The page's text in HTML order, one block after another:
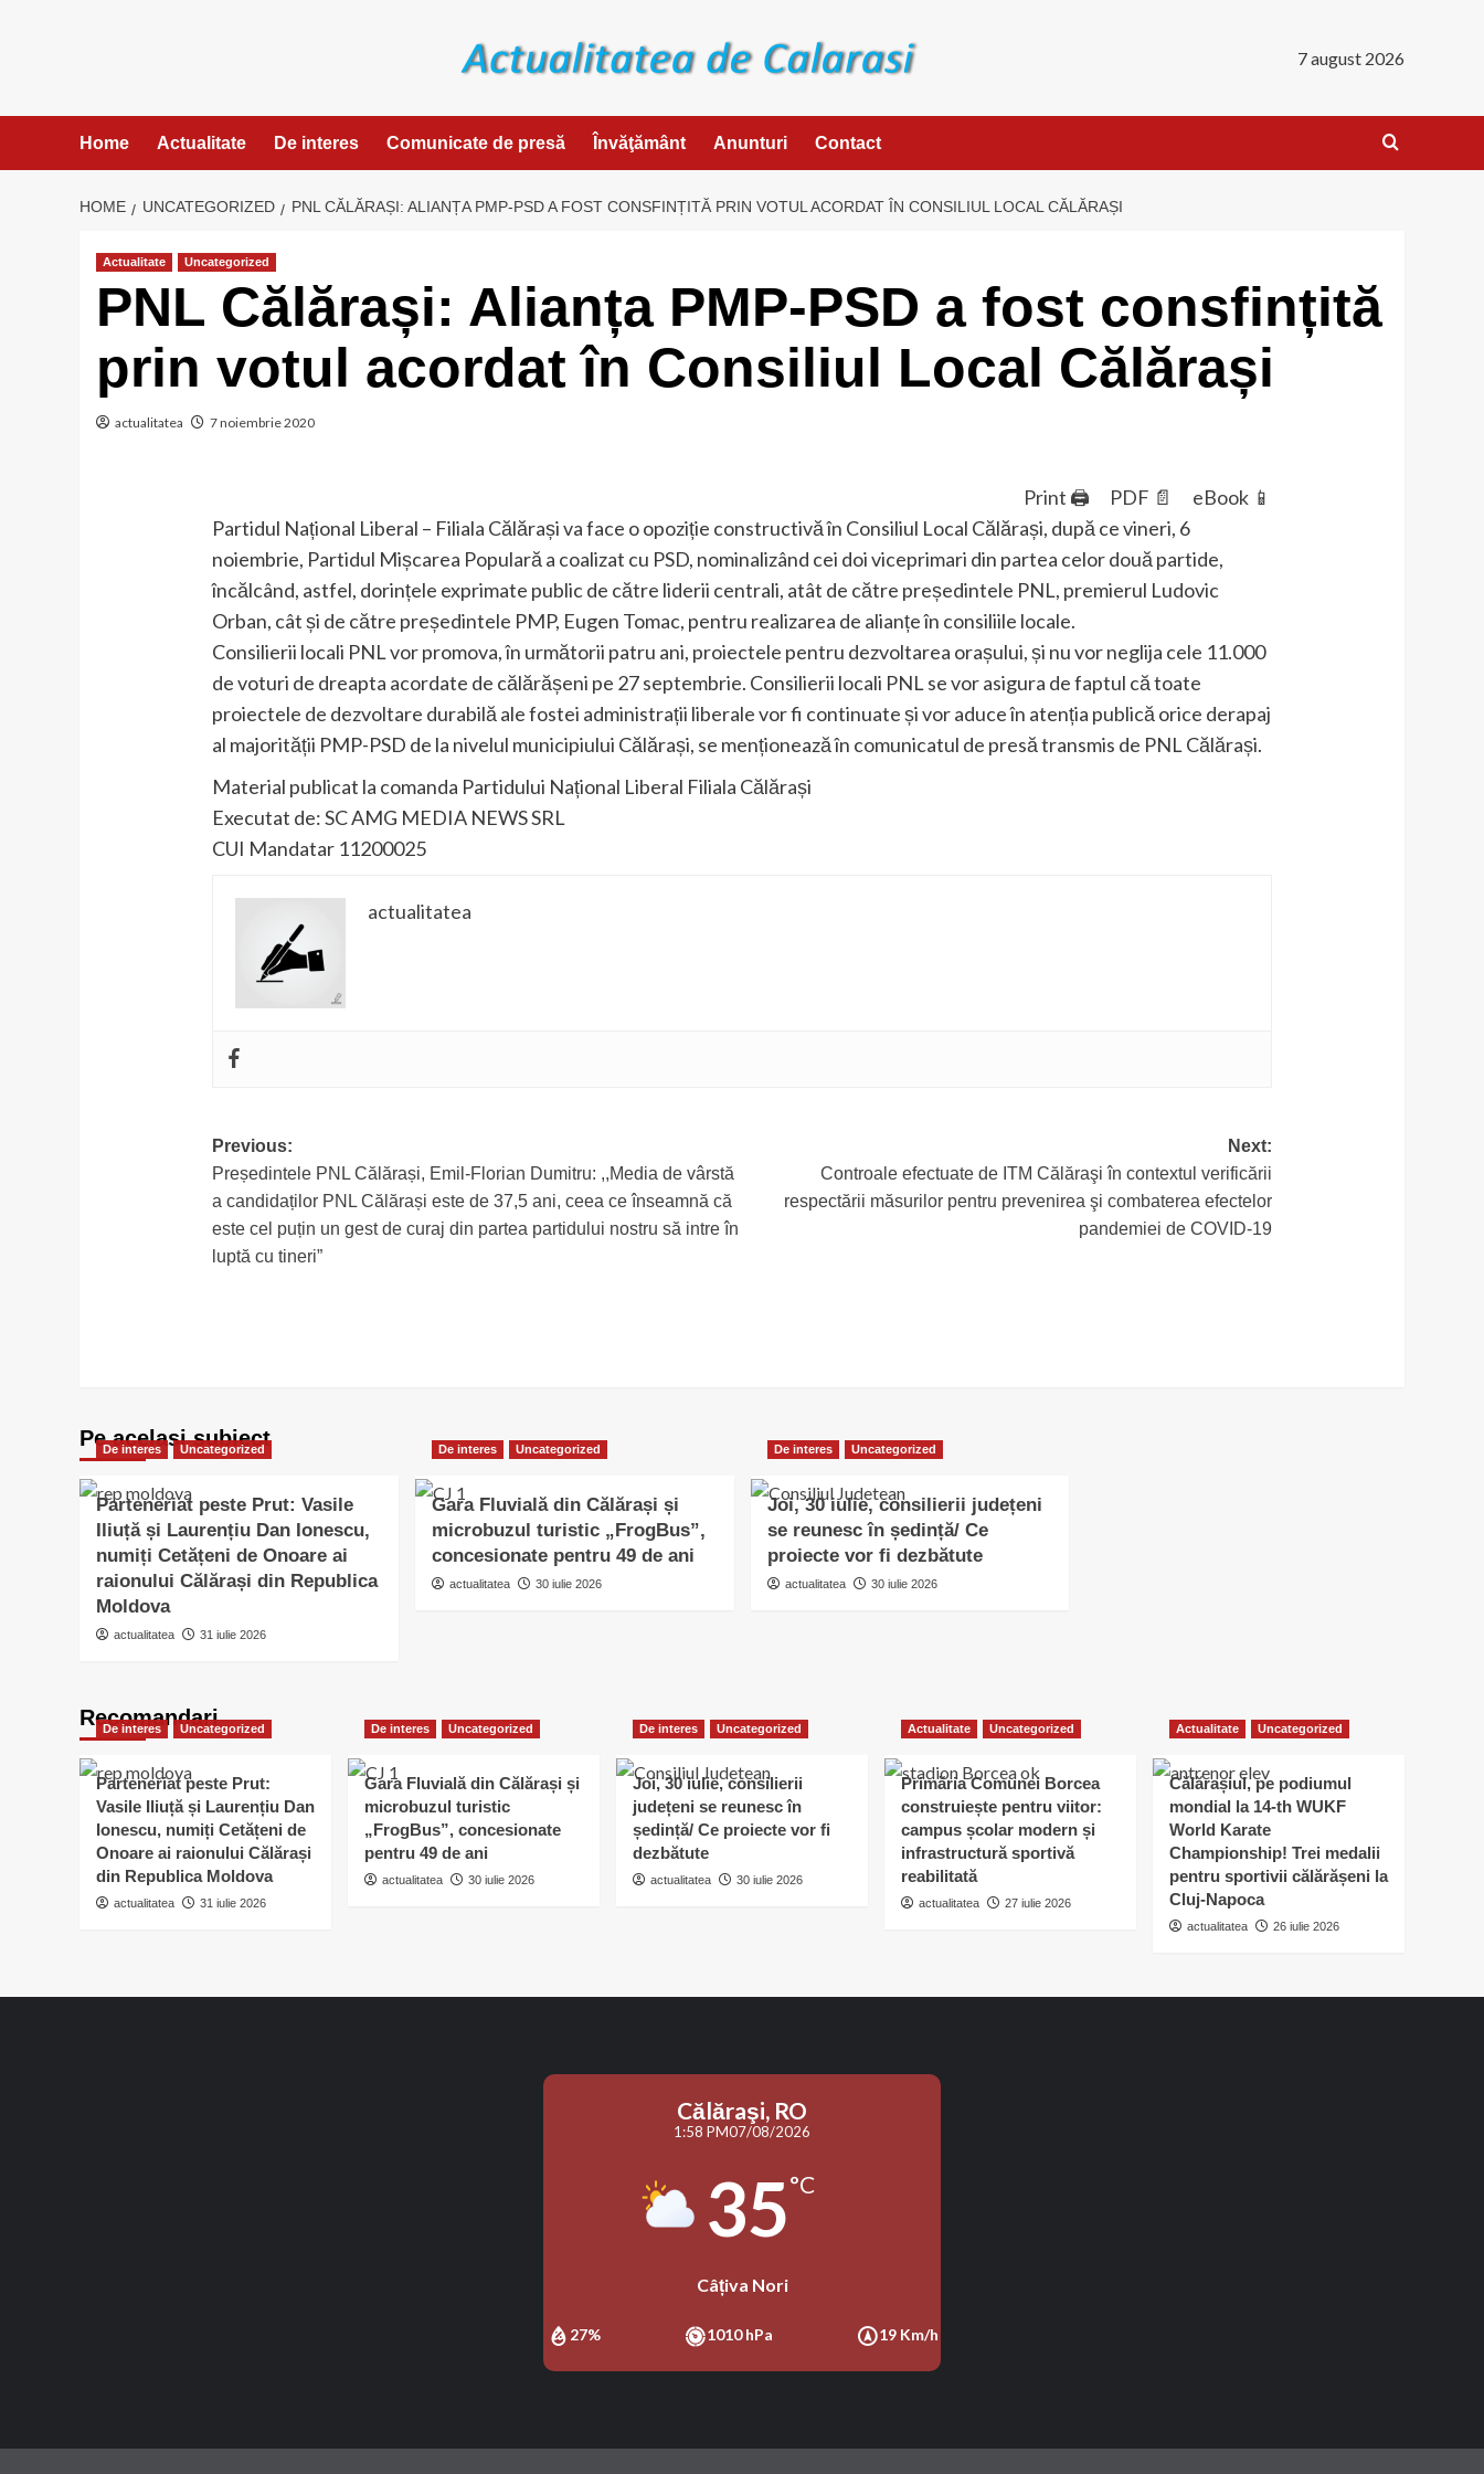
7 august 2026
Home Actualitate De interes Comunicate de presă Învăţământ Anunturi Contact
HOME UNCATEGORIZED PNL CĂLĂRAȘI: ALIANȚA PMP-PSD A FOST CONSFINȚITĂ PRIN VOTUL ACORDAT ÎN CONSILIUL LOCAL CĂLĂRAȘI
Actualitate Uncategorized
PNL Călărași: Alianța PMP-PSD a fost consfințită
prin votul acordat în Consiliul Local Călărași
actualitatea 7 noiembrie 2020
Print 🖨 PDF 📄
eBook 📱
Partidul Național Liberal – Filiala Călărași va face o opoziție constructivă în Consiliul Local Călărași, după ce vineri, 6
noiembrie, Partidul Mișcarea Populară a coalizat cu PSD, nominalizând cei doi viceprimari din partea celor două partide,
încălcând, astfel, dorințele exprimate public de către liderii centrali, atât de către președintele PNL, premierul Ludovic
Orban, cât și de către președintele PMP, Eugen Tomac, pentru realizarea de alianțe în consiliile locale.
Consilierii locali PNL vor promova, în următorii patru ani, proiectele pentru dezvoltarea orașului, și nu vor neglija cele 11.000
de voturi de dreapta acordate de călărășeni pe 27 septembrie. Consilierii locali PNL se vor asigura de faptul că toate
proiectele de dezvoltare durabilă ale fostei administrații liberale vor fi continuate și vor aduce în atenția publică orice derapaj
al majorității PMP-PSD de la nivelul municipiului Călărași, se menționează în comunicatul de presă transmis de PNL Călărași.
Material publicat la comanda Partidului Național Liberal Filiala Călărași
Executat de: SC AMG MEDIA NEWS SRL
CUI Mandatar 11200025
actualitatea
Post
navigation
Previous:
Președintele PNL Călărași, Emil-Florian Dumitru: ,,Media de vârstă
a candidaților PNL Călărași este de 37,5 ani, ceea ce înseamnă că
este cel puțin un gest de curaj din partea partidului nostru să intre în
luptă cu tineri”
Next:
Controale efectuate de ITM Călăraşi în contextul verificării
respectării măsurilor pentru prevenirea şi combaterea efectelor
pandemiei de COVID-19
Pe acelasi subiect
De interes Uncategorized
Parteneriat peste Prut: Vasile
Iliuță și Laurențiu Dan Ionescu,
numiți Cetățeni de Onoare ai
raionului Călărași din Republica
Moldova
actualitatea 31 iulie 2026
De interes Uncategorized
Gara Fluvială din Călărași și
microbuzul turistic „FrogBus”,
concesionate pentru 49 de ani
actualitatea 30 iulie 2026
De interes Uncategorized
Joi, 30 iulie, consilierii județeni
se reunesc în ședință/ Ce
proiecte vor fi dezbătute
actualitatea 30 iulie 2026
Recomandari
De interes Uncategorized
Parteneriat peste Prut:
Vasile Iliuță și Laurențiu Dan
Ionescu, numiți Cetățeni de
Onoare ai raionului Călărași
din Republica Moldova
actualitatea 31 iulie 2026
De interes Uncategorized
Gara Fluvială din Călărași și
microbuzul turistic
„FrogBus”, concesionate
pentru 49 de ani
actualitatea 30 iulie 2026
De interes Uncategorized
Joi, 30 iulie, consilierii
județeni se reunesc în
ședință/ Ce proiecte vor fi
dezbătute
actualitatea 30 iulie 2026
Actualitate Uncategorized
Primăria Comunei Borcea
construiește pentru viitor:
campus școlar modern și
infrastructură sportivă
reabilitată
actualitatea 27 iulie 2026
Actualitate Uncategorized
Călărașiul, pe podiumul
mondial la 14-th WUKF
World Karate
Championship! Trei medalii
pentru sportivii călărășeni la
Cluj-Napoca
actualitatea 26 iulie 2026
Călăraşi, RO
1:58 PM07/08/2026
35°C
Câțiva Nori
27% 1010 hPa 19 Km/h